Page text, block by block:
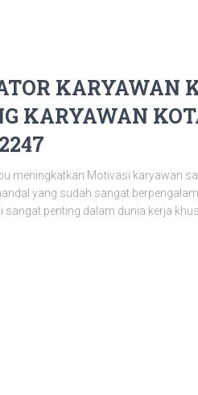
KARYAWAN
KARYAWAN
meningkatkan Motivasi karyawan
yang sudah sangat
penting dalam dunia kerja